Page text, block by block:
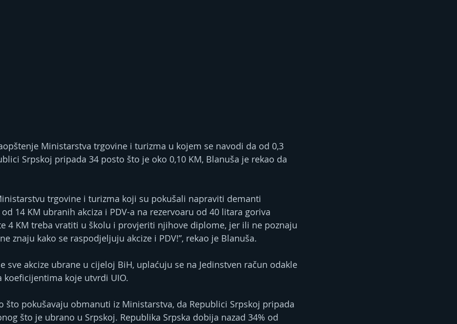
Ministarstva trgovine i turizma u kojem se navodi da od 0,3
Srpskoj pripada 34 posto što je oko 0,10 KM, Blanuša je rekao da
trgovine i turizma koji su pokušali napraviti demanti
14 KM ubranih akciza i PDV-a na rezervoaru od 40 litara goriva
4 KM treba vratiti u školu i provjeriti njihove diplome, jer ili ne poznaju
znaju kako se raspodjeljuju akcize i PDV!”, rekao je Blanuša.
sve akcize ubrane u cijeloj BiH, uplaćuju se na Jedinstven račun odakle
koeficijentima koje utvrdi UIO.
što pokušavaju obmanuti iz Ministarstva, da Republici Srpskoj pripada
što je ubrano u Srpskoj. Republika Srpska dobija nazad 34% od